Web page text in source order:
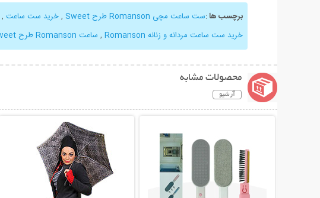
برچسب ها:ست ساعت مچی Romanson طرح Sweet ,خرید ست ساعت ,
خرید ست ساعت مردانه و زنانه Romanson
, ساعت Romanson طرح Sweet
محصولات مشابه
آرشیو